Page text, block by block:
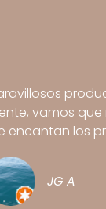
vamos
encantan los
JG A